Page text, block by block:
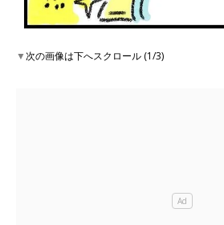
▼次の画像は下へスクロール (1/3)